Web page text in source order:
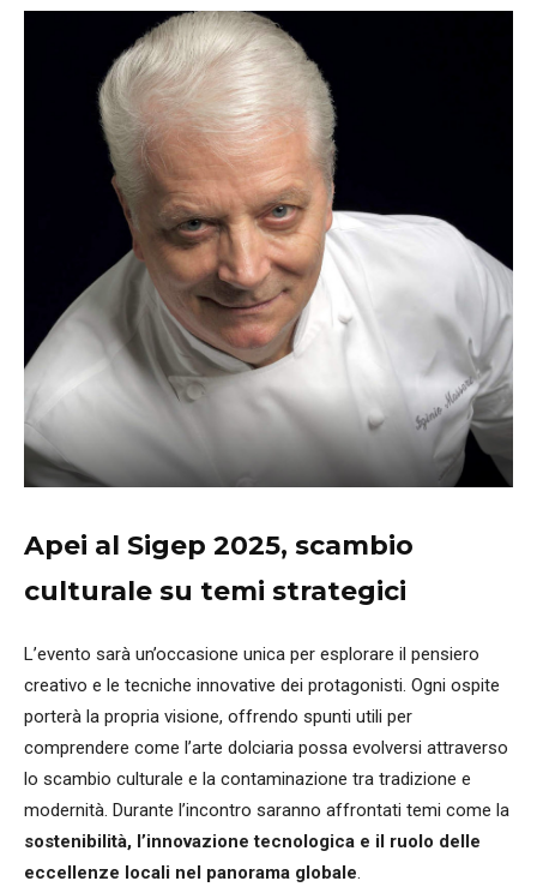
Apei al Sigep 2025, scambio
culturale su temi strategici
L’evento sarà un’occasione unica per esplorare il pensiero
creativo e le tecniche innovative dei protagonisti. Ogni ospite
porterà la propria visione, offrendo spunti utili per
comprendere come l’arte dolciaria possa evolversi attraverso
lo scambio culturale e la contaminazione tra tradizione e
modernità. Durante l’incontro saranno affrontati temi come la
sostenibilità, l’innovazione tecnologica e il ruolo delle
eccellenze locali nel panorama globale.